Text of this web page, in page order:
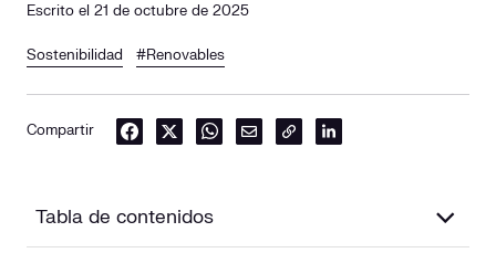
Escrito el 21 de octubre de 2025
Sostenibilidad #Renovables
Compartir
Tabla de contenidos